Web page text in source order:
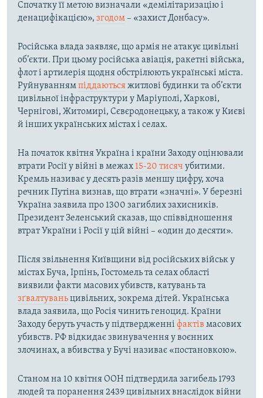
Спочатку її метою визначали «демілітаризацію і
денацифікацією», згодом– «захист Донбасу».
Російська влада заявляє, що армія не атакує цивільні
об’єкти. При цьому російська авіація, ракетні війська,
флот і артилерія щодня обстрілюють українські міста.
Руйнуваннямпіддаютьсяжитлові будинки та об’єкти
цивільної інфраструктури у Маріуполі, Харкові,
Чернігові, Житомирі, Сєвєродонецьку, а також у Києві
й інших українських містах і селах.
На початок квітня Україна і країни Заходу оцінювали
втрати Росії у війні в межах 15-20 тисяч убитими.
Кремль називає у десять разів меншу цифру, хоча
речник Путіна визнав, що втрати «значні». У березні
Україна заявила про 1300 загиблих захисників.
Президент Зеленський сказав, що співвідношення
втрат України і Росії у цій війні – «один до десяти».
Після звільнення Київщини від російських військ у
містах Буча, Ірпінь, Гостомель та селах області
виявили факти масових убивств, катувань та
зґвалтуваньцивільних, зокрема дітей. Українська
влада заявила, що Росія чинить геноцид. Країни
Заходу беруть участь у підтвердженні фактів масових
убивств. РФ відкидає звинувачення у воєнних
злочинах, а вбивства у Бучі називає «постановкою».
Станом на 10 квітня ООН підтвердила загибель 1793
людей та поранення 2439 цивільних внаслідок війни